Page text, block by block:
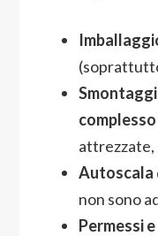
complesso
attrezzate,
Autoscala
non sono
Permessi